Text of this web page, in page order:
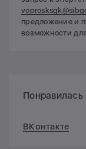
предложение и
возможности
Понравилась
ВКонтакте